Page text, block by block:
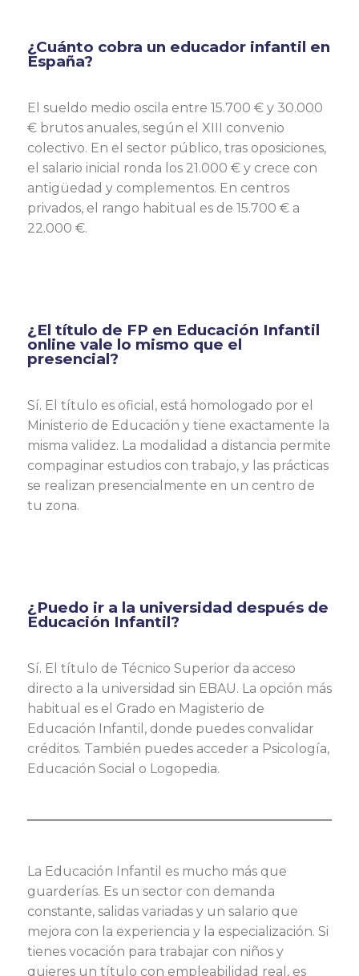
¿Cuánto cobra un educador infantil en
España?
El sueldo medio oscila entre 15.700 € y 30.000
€ brutos anuales, según el XIII convenio
colectivo. En el sector público, tras oposiciones,
el salario inicial ronda los 21.000 € y crece con
antigüedad y complementos. En centros
privados, el rango habitual es de 15.700 € a
22.000 €.
¿El título de FP en Educación Infantil
online vale lo mismo que el
presencial?
Sí. El título es oficial, está homologado por el
Ministerio de Educación y tiene exactamente la
misma validez. La modalidad a distancia permite
compaginar estudios con trabajo, y las prácticas
se realizan presencialmente en un centro de
tu zona.
¿Puedo ir a la universidad después de
Educación Infantil?
Sí. El título de Técnico Superior da acceso
directo a la universidad sin EBAU. La opción más
habitual es el Grado en Magisterio de
Educación Infantil, donde puedes convalidar
créditos. También puedes acceder a Psicología,
Educación Social o Logopedia.
La Educación Infantil es mucho más que
guarderías. Es un sector con demanda
constante, salidas variadas y un salario que
mejora con la experiencia y la especialización. Si
tienes vocación para trabajar con niños y
quieres un título con empleabilidad real, es